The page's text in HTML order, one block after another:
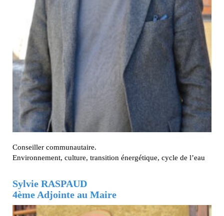
Conseiller communautaire.
Environnement, culture, transition énergétique, cycle de l’eau
Sylvie RASPAUD
4ème Adjointe au Maire